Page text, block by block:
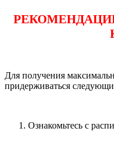
Для получения
придерживаться
Ознакомьтесь с